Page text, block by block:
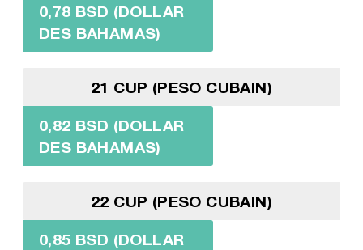
0,78 BSD (DOLLAR
DES BAHAMAS)
21 CUP (PESO CUBAIN)
0,82 BSD (DOLLAR
DES BAHAMAS)
22 CUP (PESO CUBAIN)
0,85 BSD (DOLLAR